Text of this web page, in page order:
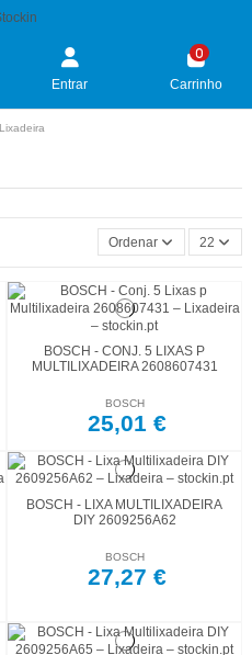
Entrar
0
Carrinho
Lixadeira
Ordenar 22
BOSCH - CONJ. 5 LIXAS P
MULTILIXADEIRA 2608607431
BOSCH
25,01 €
BOSCH - LIXA MULTILIXADEIRA
DIY 2609256A62
BOSCH
27,27 €